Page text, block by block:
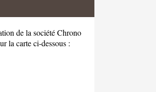
de la société Chrono
la carte ci-dessous :